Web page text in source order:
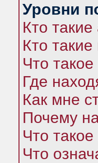
Уровни
Кто
Кто
Что
Где
Как мне
Почему
Что
Что